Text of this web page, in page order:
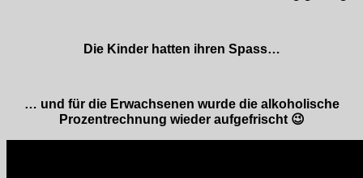
Die Kinder hatten ihren Spass…
… und für die Erwachsenen wurde die alkoholische
Prozentrechnung wieder aufgefrischt 😉